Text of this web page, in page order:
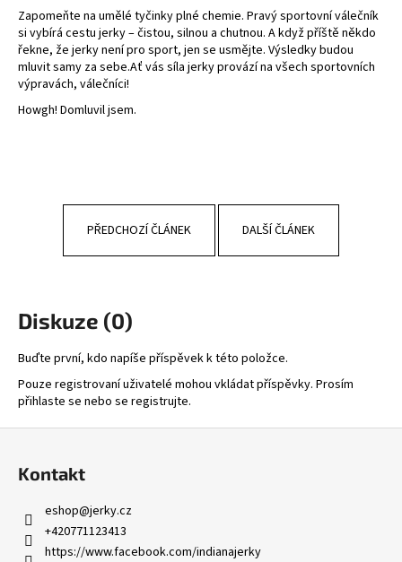
Zapomeňte na umělé tyčinky plné chemie. Pravý sportovní válečník
si vybírá cestu jerky – čistou, silnou a chutnou. A když příště někdo
řekne, že jerky není pro sport, jen se usmějte. Výsledky budou
mluvit samy za sebe.Ať vás síla jerky provází na všech sportovních
výpravách, válečníci!
Howgh! Domluvil jsem.
PŘEDCHOZÍ ČLÁNEK DALŠÍ ČLÁNEK
Diskuze (0)
Buďte první, kdo napíše příspěvek k této položce.
Pouze registrovaní uživatelé mohou vkládat příspěvky. Prosím
přihlaste se nebo se registrujte.
Kontakt
eshop@jerky.cz
+420771123413
https://www.facebook.com/indianajerky